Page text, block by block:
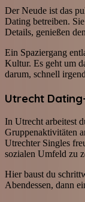
Der Neude ist das
Dating betreiben.
Details, genießen
Ein Spaziergang
Kultur. Es geht um
darum, schnell
Utrecht
In Utrecht arbeitest
Gruppenaktivitäten
Utrechter Singles
sozialen Umfeld zu
Hier baust du
Abendessen, dann